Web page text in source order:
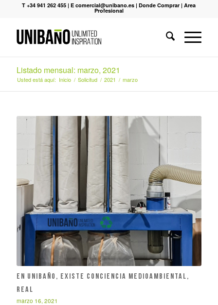
T +34 941 262 455 |E comercial@unibano.es |Donde Comprar |Area
Profesional
Listado mensual: marzo, 2021
Usted está aquí: Inicio / Solicitud / 2021 / marzo
EN UNIBAÑO, EXISTE CONCIENCIA MEDIOAMBIENTAL,
REAL
marzo 16, 2021